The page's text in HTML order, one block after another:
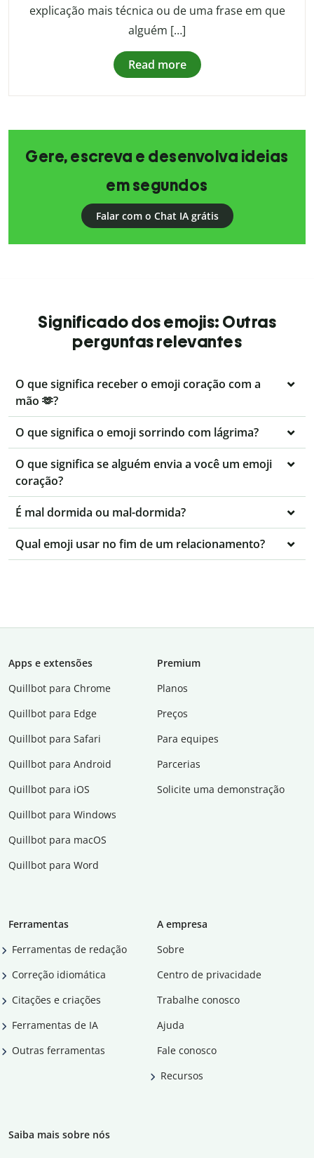
explicação mais técnica ou de uma frase em que
alguém […]
Read more
Gere, escreva e desenvolva ideias
em segundos
Falar com o Chat IA grátis
Significado dos emojis: Outras
perguntas relevantes
O que significa receber o emoji coração com a
mão 🫶?
O que significa o emoji sorrindo com lágrima?
O que significa se alguém envia a você um emoji
coração?
É mal dormida ou mal-dormida?
Qual emoji usar no fim de um relacionamento?
Apps e extensões
Quillbot para Chrome
Quillbot para Edge
Quillbot para Safari
Quillbot para Android
Quillbot para iOS
Quillbot para Windows
Quillbot para macOS
Quillbot para Word
Premium
Planos
Preços
Para equipes
Parcerias
Solicite uma demonstração
Ferramentas
Ferramentas de redação
Correção idiomática
Citações e criações
Ferramentas de IA
Outras ferramentas
A empresa
Sobre
Centro de privacidade
Trabalhe conosco
Ajuda
Fale conosco
Recursos
Saiba mais sobre nós